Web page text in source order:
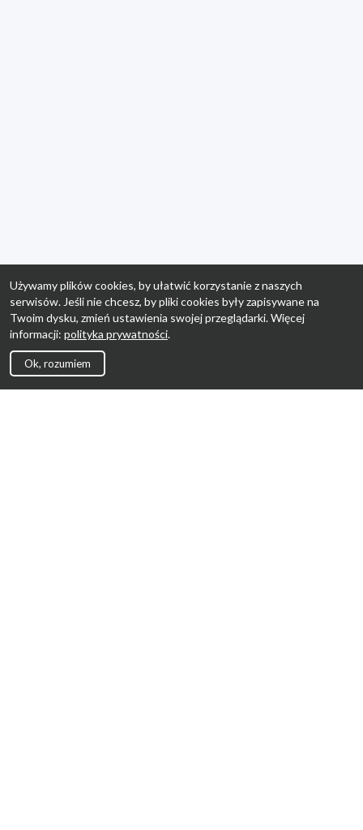
Używamy plików cookies, by ułatwić korzystanie z naszych
serwisów. Jeśli nie chcesz, by pliki cookies były zapisywane na
Twoim dysku, zmień ustawienia swojej przeglądarki. Więcej
informacji: polityka prywatności.
Ok, rozumiem